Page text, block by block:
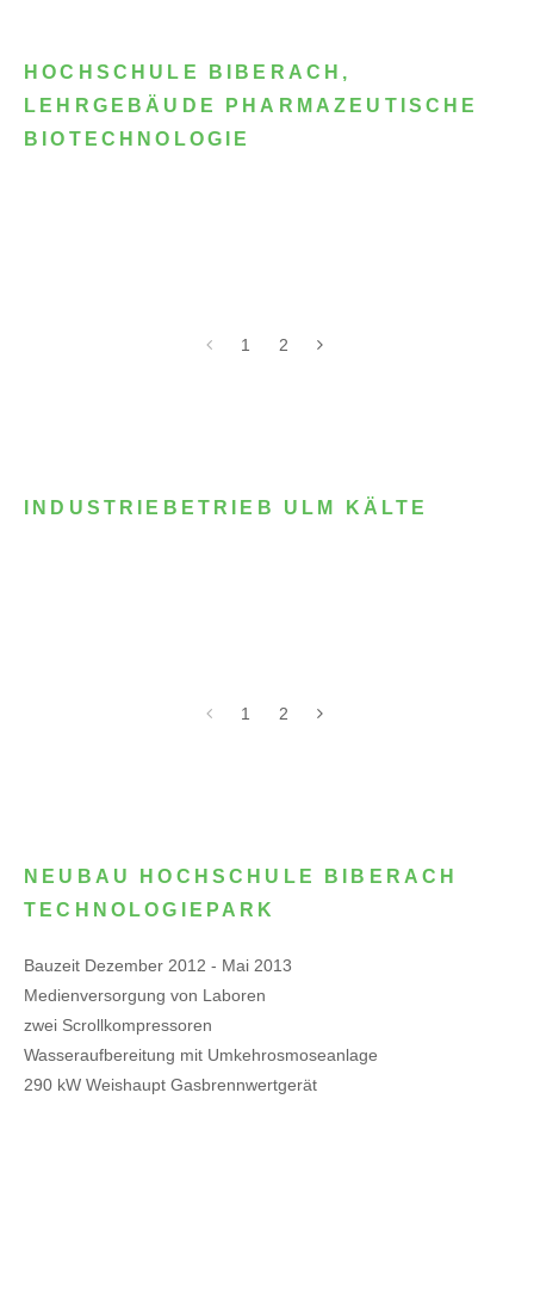
HOCHSCHULE BIBERACH,
LEHRGEBÄUDE PHARMAZEUTISCHE
BIOTECHNOLOGIE
1 2
INDUSTRIEBETRIEB ULM KÄLTE
1 2
NEUBAU HOCHSCHULE BIBERACH
TECHNOLOGIEPARK
Bauzeit Dezember 2012 - Mai 2013
Medienversorgung von Laboren
zwei Scrollkompressoren
Wasseraufbereitung mit Umkehrosmoseanlage
290 kW Weishaupt Gasbrennwertgerät